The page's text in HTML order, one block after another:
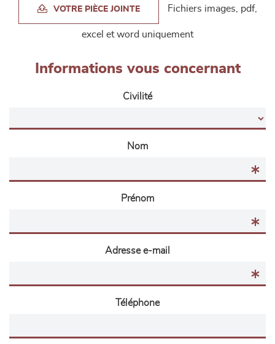
VOTRE PIÈCE JOINTE Fichiers images, pdf,
excel et word uniquement
Informations vous concernant
Civilité
Nom
Prénom
Adresse e-mail
Téléphone